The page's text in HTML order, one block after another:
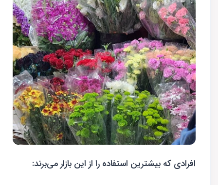
افرادی که بیشترین استفاده را از این بازار می‌برند: